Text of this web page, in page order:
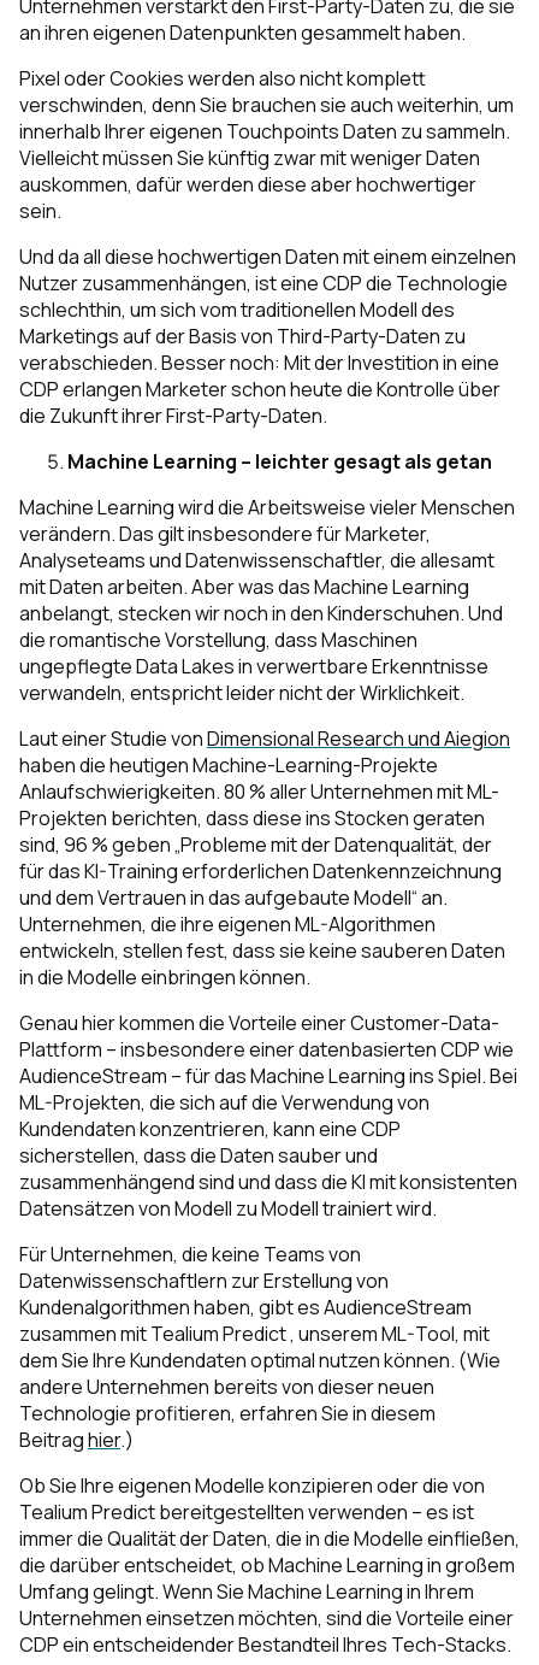
Unternehmen verstärkt den First-Party-Daten zu, die sie
an ihren eigenen Datenpunkten gesammelt haben.
Pixel oder Cookies werden also nicht komplett
verschwinden, denn Sie brauchen sie auch weiterhin, um
innerhalb Ihrer eigenen Touchpoints Daten zu sammeln.
Vielleicht müssen Sie künftig zwar mit weniger Daten
auskommen, dafür werden diese aber hochwertiger
sein.
Und da all diese hochwertigen Daten mit einem einzelnen
Nutzer zusammenhängen, ist eine CDPdie Technologie
schlechthin, um sich vom traditionellen Modell des
Marketings auf der Basis von Third-Party-Daten zu
verabschieden. Besser noch: Mit der Investition in eine
CDP erlangen Marketer schonheutedie Kontrolle über
die Zukunft ihrer First-Party-Daten.
Machine Learning – leichter gesagt als getan
Machine Learning wird die Arbeitsweise vieler Menschen
verändern. Das gilt insbesondere für Marketer,
Analyseteams und Datenwissenschaftler, die allesamt
mit Daten arbeiten. Aber was das Machine Learning
anbelangt, stecken wir noch in den Kinderschuhen. Und
die romantische Vorstellung, dass Maschinen
ungepflegte Data Lakes in verwertbare Erkenntnisse
verwandeln, entspricht leider nicht der Wirklichkeit.
Laut einer Studie vonDimensional Research und Aiegion
haben die heutigen Machine-Learning-Projekte
Anlaufschwierigkeiten. 80 % aller Unternehmen mit ML-
Projekten berichten, dass diese ins Stocken geraten
sind, 96 % geben „Probleme mit der Datenqualität, der
für das KI-Training erforderlichen Datenkennzeichnung
und dem Vertrauen in das aufgebaute Modell“ an.
Unternehmen, die ihre eigenen ML-Algorithmen
entwickeln, stellen fest, dass sie keine sauberen Daten
in die Modelle einbringen können.
Genau hier kommen die Vorteile einer Customer-Data-
Plattform – insbesondere einer datenbasierten CDP wie
AudienceStream – für das Machine Learning ins Spiel. Bei
ML-Projekten, die sich auf die Verwendung von
Kundendaten konzentrieren, kann eine CDP
sicherstellen, dass die Daten sauber und
zusammenhängend sind und dass die KI mit konsistenten
Datensätzen von Modell zu Modell trainiert wird.
Für Unternehmen, die keine Teams von
Datenwissenschaftlern zur Erstellung von
Kundenalgorithmen haben, gibt es AudienceStream
zusammen mit Tealium Predict , unserem ML-Tool, mit
dem Sie Ihre Kundendaten optimal nutzen können. (Wie
andere Unternehmen bereits von dieser neuen
Technologie profitieren, erfahren Sie in diesem
Beitraghier.)
Ob Sie Ihre eigenen Modelle konzipieren oder die von
Tealium Predict bereitgestellten verwenden – es ist
immer die Qualität der Daten, die in die Modelle einfließen,
die darüber entscheidet, ob Machine Learning in großem
Umfang gelingt. Wenn Sie Machine Learning in Ihrem
Unternehmen einsetzen möchten, sind die Vorteile einer
CDP ein entscheidender Bestandteil Ihres Tech-Stacks.